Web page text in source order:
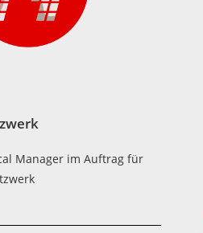
Manager im Auftrag für